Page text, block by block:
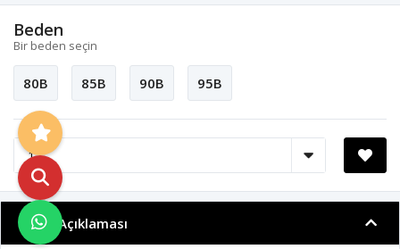
Beden
Bir beden seçin
80B 85B 90B 95B
Ürün Açıklaması